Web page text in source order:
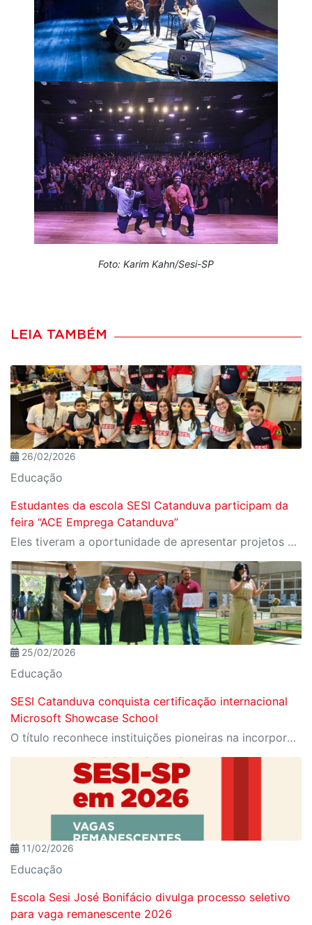
Foto: Karim Kahn/Sesi-SP
LEIA TAMBÉM
26/02/2026
Educação
Estudantes da escola SESI Catanduva participam da
feira “ACE Emprega Catanduva”
Eles tiveram a oportunidade de apresentar projetos e atividades que são desenvolvidos no dia a dia
25/02/2026
Educação
SESI Catanduva conquista certificação internacional
Microsoft Showcase School
O título reconhece instituições pioneiras na incorporação de tecnologia inovadora no processo de aprendizagem
11/02/2026
Educação
Escola Sesi José Bonifácio divulga processo seletivo
para vaga remanescente 2026